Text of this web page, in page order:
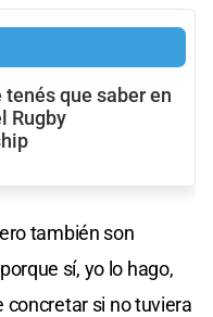
tenés que saber en
Rugby
también son
sí, yo lo hago,
concretar si no tuviera